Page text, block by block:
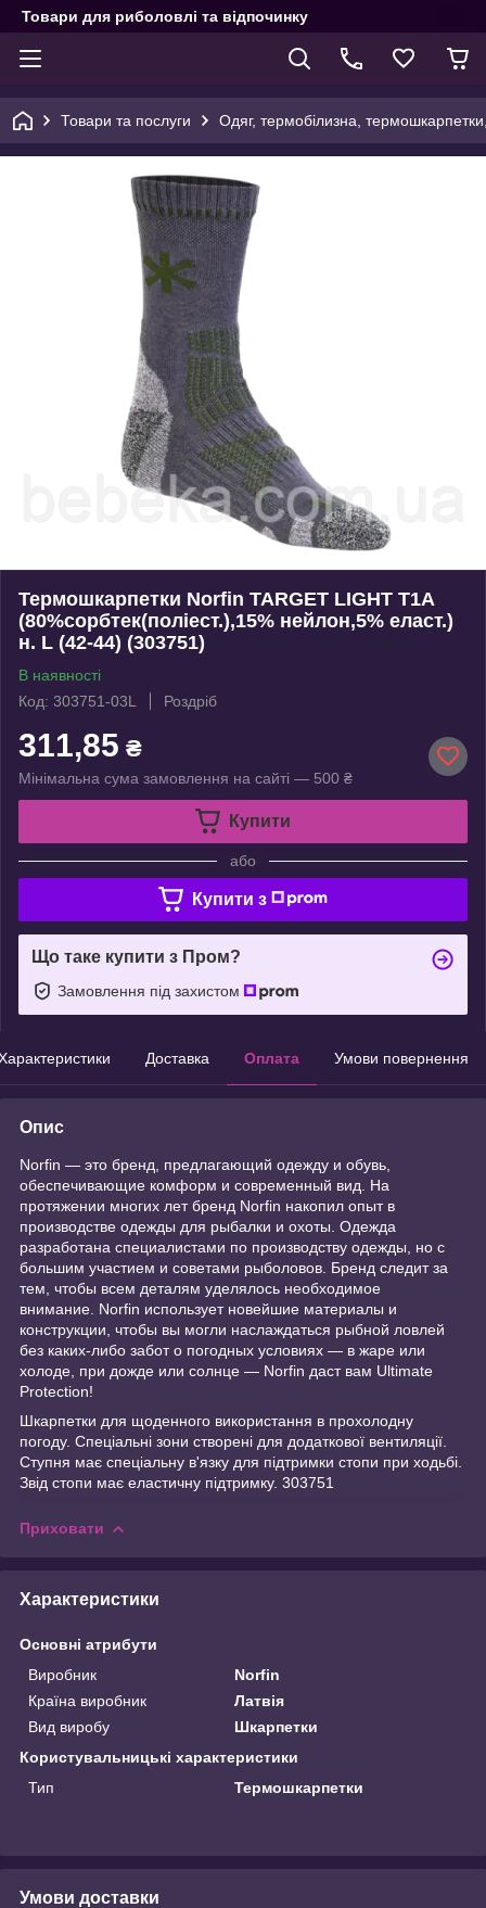
Товари для риболовлі та відпочинку
Товари та послуги Одяг, термобілизна,
Термошкарпетки Norfin TARGET LIGHT T1A
(80%сорбтек(поліест.),15% нейлон,5% еласт.)
н. L (42-44) (303751)
В наявності
Код: 303751-03L
Роздріб
311,85 ₴
Мінімальна сума замовлення на сайті — 500 ₴
Купити
або
Купити з
Що таке купити з Пром?
Замовлення під захистом
Доставка Оплата Умови повернення
Опис
Norfin — это бренд, предлагающий одежду и обувь,
обеспечивающие комформ и современный вид. На
протяжении многих лет бренд Norfin накопил опыт в
производстве одежды для рыбалки и охоты. Одежда
разработана специалистами по производству одежды, но с
большим участием и советами рыболовов. Бренд следит за
тем, чтобы всем деталям уделялось необходимое
внимание. Norfin использует новейшие материалы и
конструкции, чтобы вы могли наслаждаться рыбной ловлей
без каких-либо забот о погодных условиях — в жаре или
холоде, при дожде или солнце — Norfin даст вам Ultimate
Protection!
Шкарпетки для щоденного використання в прохолодну
погоду. Спеціальні зони створені для додаткової вентиляції.
Ступня має спеціальну в'язку для підтримки стопи при ходьбі.
Звід стопи має еластичну підтримку. 303751
Приховати
Характеристики
Основні атрибути
Виробник
Norfin
Країна виробник
Латвія
Вид виробу
Шкарпетки
Користувальницькі характеристики
Тип
Термошкарпетки
Умови доставки